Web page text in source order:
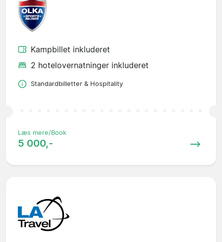
Kampbillet inkluderet
2 hotelovernatninger inkluderet
Standardbilletter & Hospitality
Læs mere/Book
5 000,-